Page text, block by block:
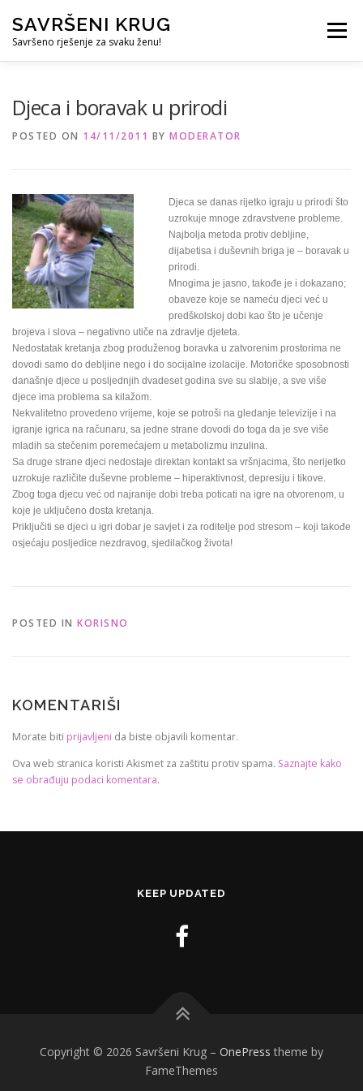
content
SAVRŠENI KRUG
Savršeno rješenje za svaku ženu!
Menu
Djeca i boravak u prirodi
POSTED ON 14/11/2011 BY MODERATOR
Djeca se danas rijetko igraju u prirodi što
uzrokuje mnoge zdravstvene probleme.
Najbolja metoda protiv debljine,
dijabetisa i duševnih briga je – boravak u
prirodi.
Mnogima je jasno, takođe je i dokazano;
obaveze koje se nameću djeci već u
predškolskoj dobi kao što je učenje
brojeva i slova – negativno utiče na zdravlje djeteta.
Nedostatak kretanja zbog produženog boravka u zatvorenim prostorima ne
dovodi samo do debljine nego i do socijalne izolacije. Motoričke sposobnosti
današnje djece u posljednjih dvadeset godina sve su slabije, a sve više
djece ima problema sa kilažom.
Nekvalitetno provedeno vrijeme, koje se potroši na gledanje televizije i na
igranje igrica na računaru, sa jedne strane dovodi do toga da je sve više
mladih sa stečenim poremećajem u metabolizmu inzulina.
Sa druge strane djeci nedostaje direktan kontakt sa vršnjacima, što nerijetko
uzrokuje različite duševne probleme – hiperaktivnost, depresiju i tikove.
Zbog toga djecu već od najranije dobi treba poticati na igre na otvorenom, u
koje je uključeno dosta kretanja.
Priključiti se djeci u igri dobar je savjet i za roditelje pod stresom – koji takođe
osjećaju posljedice nezdravog, sjedilačkog života!
POSTED IN KORISNO
KOMENTARIŠI
Morate biti prijavljeni da biste objavili komentar.
Ova web stranica koristi Akismet za zaštitu protiv spama. Saznajte kako
se obrađuju podaci komentara.
KEEP UPDATED
Copyright © 2026 Savršeni Krug – OnePress theme by
FameThemes